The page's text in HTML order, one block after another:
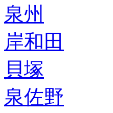
泉州
岸和田
貝塚
泉佐野